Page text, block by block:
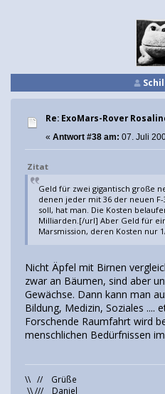
Re: ExoMars-Rover
« Antwort #38 am: 07. Juli
Zitat
Geld für zwei gigantisch große
denen jeder mit 36 der neuen
soll, hat man. Die Kosten
Milliarden.[/url] Aber Geld für
Marsmission, deren Kosten nur
Nicht Äpfel mit Birnen
zwar an Bäumen, sind aber
Gewächse. Dann kann man
Bildung, Medizin, Soziales ....
Forschende Raumfahrt wird
menschlichen Bedürfnissen
\\ // Grüße
\\ /// Daniel